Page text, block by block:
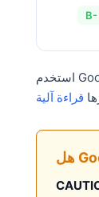
B-
استخدم Google Meet بحذر. Google Meet هو تطبيق Android بدرجة ثقة Nerq 67.0/100 (B-), بناءً على 3 أبعاد
قراءة آلية